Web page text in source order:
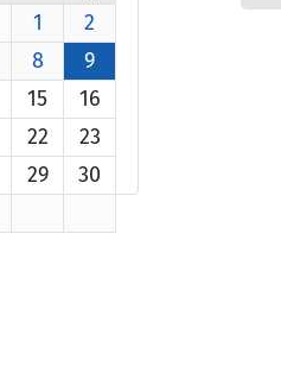
1
2
8
9
15
16
22
23
29
30